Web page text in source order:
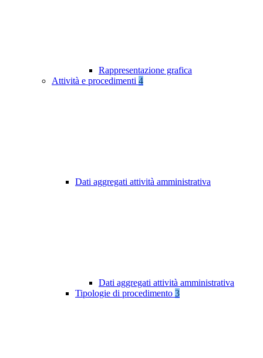
Rappresentazione grafica
Attività e procedimenti 4
Dati aggregati attività amministrativa
Dati aggregati attività amministrativa
Tipologie di procedimento 3